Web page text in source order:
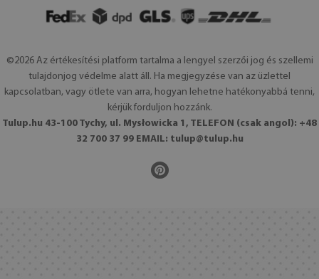
©2026 Az értékesítési platform tartalma a lengyel szerzői jog és szellemi
tulajdonjog védelme alatt áll. Ha megjegyzése van az üzlettel
kapcsolatban, vagy ötlete van arra, hogyan lehetne hatékonyabbá tenni,
kérjük forduljon hozzánk.
Tulup.hu 43-100 Tychy, ul. Mysłowicka 1, TELEFON (csak angol): +48
32 700 37 99 EMAIL: tulup@tulup.hu